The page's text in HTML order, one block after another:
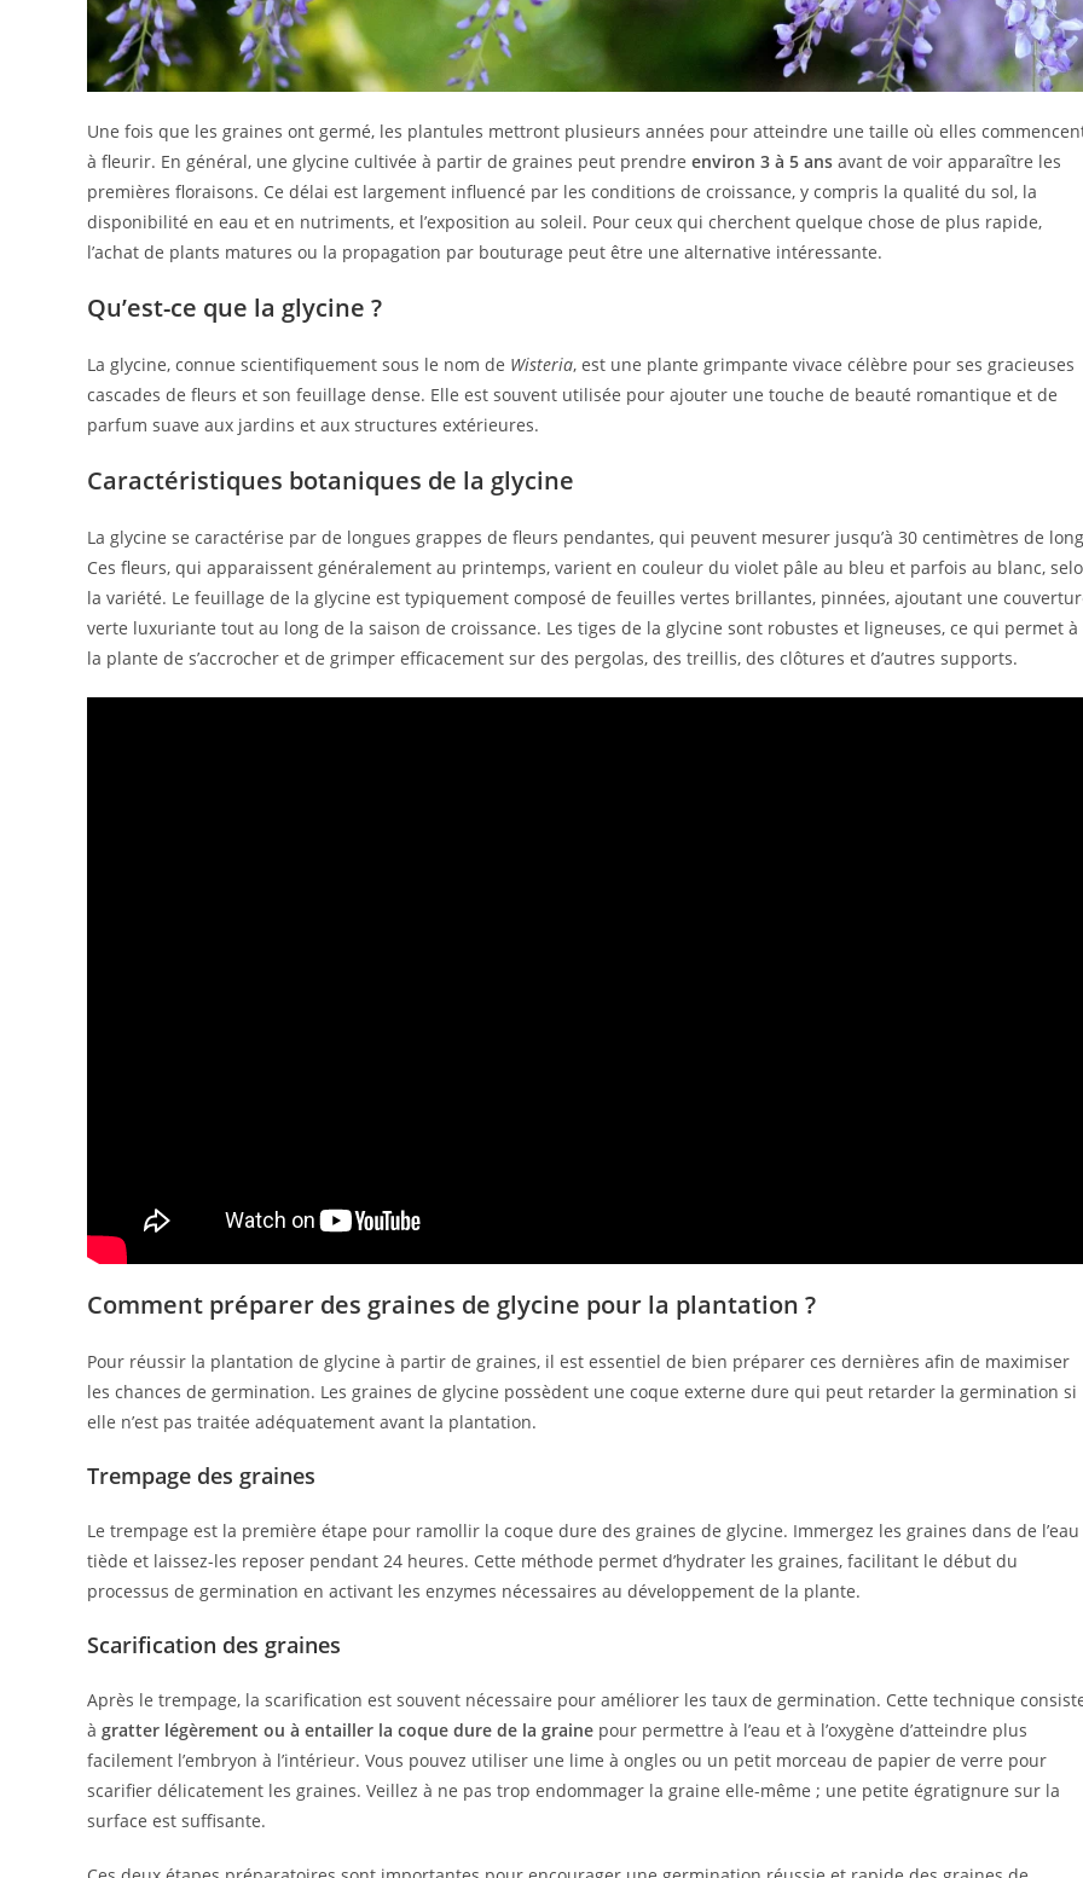
Une fois que les graines ont germé, les plantules mettront plusieurs années pour atteindre une taille où elles
à fleurir. En général, une glycine cultivée à partir de graines peut prendre environ 3 à 5 ans avant de voir apparaître les
premières floraisons. Ce délai est largement influencé par les conditions de croissance, y compris la qualité du sol, la
disponibilité en eau et en nutriments, et l’exposition au soleil. Pour ceux qui cherchent quelque chose de plus rapide,
l’achat de plants matures ou la propagation par bouturage peut être une alternative intéressante.
Qu’est-ce que la glycine ?
La glycine, connue scientifiquement sous le nom de Wisteria, est une plante grimpante vivace célèbre pour ses gracieuses
cascades de fleurs et son feuillage dense. Elle est souvent utilisée pour ajouter une touche de beauté romantique et de
parfum suave aux jardins et aux structures extérieures.
Caractéristiques botaniques de la glycine
La glycine se caractérise par de longues grappes de fleurs pendantes, qui peuvent mesurer jusqu’à 30 centimètres de
Ces fleurs, qui apparaissent généralement au printemps, varient en couleur du violet pâle au bleu et parfois au blanc,
la variété. Le feuillage de la glycine est typiquement composé de feuilles vertes brillantes, pinnées, ajoutant une
verte luxuriante tout au long de la saison de croissance. Les tiges de la glycine sont robustes et ligneuses, ce qui permet à
la plante de s’accrocher et de grimper efficacement sur des pergolas, des treillis, des clôtures et d’autres supports.
Comment préparer des graines de glycine pour la plantation ?
Pour réussir la plantation de glycine à partir de graines, il est essentiel de bien préparer ces dernières afin de maximiser
les chances de germination. Les graines de glycine possèdent une coque externe dure qui peut retarder la germination si
elle n’est pas traitée adéquatement avant la plantation.
Trempage des graines
Le trempage est la première étape pour ramollir la coque dure des graines de glycine. Immergez les graines dans de l’eau
tiède et laissez-les reposer pendant 24 heures. Cette méthode permet d’hydrater les graines, facilitant le début du
processus de germination en activant les enzymes nécessaires au développement de la plante.
Scarification des graines
Après le trempage, la scarification est souvent nécessaire pour améliorer les taux de germination. Cette technique
à gratter légèrement ou à entailler la coque dure de la graine pour permettre à l’eau et à l’oxygène d’atteindre plus
facilement l’embryon à l’intérieur. Vous pouvez utiliser une lime à ongles ou un petit morceau de papier de verre pour
scarifier délicatement les graines. Veillez à ne pas trop endommager la graine elle-même ; une petite égratignure sur la
surface est suffisante.